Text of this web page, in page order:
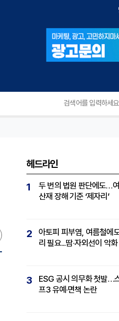
헤드라인
1
두 번의 법원 판단에도…
산재 장해 기준 ‘제자리’
2
아토피 피부염, 여름철에
리 필요...땀·자외선이 악
3
ESG 공시 의무화 첫발…
프3 유예·면책 논란